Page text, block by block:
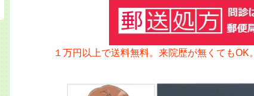
１万円以上で送料無料。来院歴が無くてもOK。